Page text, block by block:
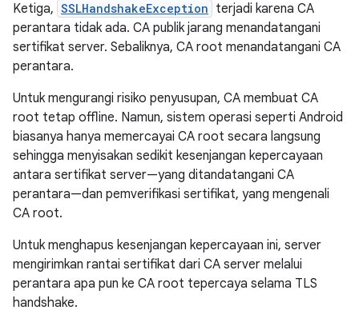
Ketiga, SSLHandshakeException terjadi karena CA
perantara tidak ada. CA publik jarang menandatangani
sertifikat server. Sebaliknya, CA root menandatangani CA
perantara.
Untuk mengurangi risiko penyusupan, CA membuat CA
root tetap offline. Namun, sistem operasi seperti Android
biasanya hanya memercayai CA root secara langsung
sehingga menyisakan sedikit kesenjangan kepercayaan
antara sertifikat server—yang ditandatangani CA
perantara—dan pemverifikasi sertifikat, yang mengenali
CA root.
Untuk menghapus kesenjangan kepercayaan ini, server
mengirimkan rantai sertifikat dari CA server melalui
perantara apa pun ke CA root tepercaya selama TLS
handshake.